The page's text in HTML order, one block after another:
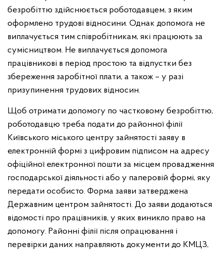
безробіттю здійснюється роботодавцем, з яким
оформлено трудові відносини. Однак допомога не
виплачується тим співробітникам, які працюють за
сумісництвом. Не виплачується допомога
працівникові в період простою та відпустки без
збереження заробітної плати, а також – у разі
призупинення трудових відносин.
Щоб отримати допомогу по частковому безробіттю,
роботодавцю треба подати до районної філії
Київського міського центру зайнятості заяву в
електронній формі з цифровим підписом на адресу
офіційної електронної пошти за місцем провадження
господарської діяльності або у паперовій формі, яку
передати особисто. Форма заяви затверджена
Державним центром зайнятості. До заяви додаються
відомості про працівників, у яких виникло право на
допомогу. Районні філії після опрацювання і
перевірки даних направляють документи до КМЦЗ,